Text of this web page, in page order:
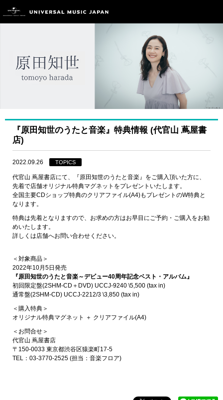
『原田知世のうたと音楽』特典情報 (代官山 蔦屋書
店)
2022.09.26 TOPICS
代官山 蔦屋書店にて、『原田知世のうたと音楽』をご購入頂いた方に、
先着で店舗オリジナル特典マグネットをプレゼントいたします。
全国主要CDショップ特典のクリアファイル(A4)もプレゼントのW特典と
なります。
特典は先着となりますので、お求めの方はお早目にご予約・ご購入をお勧
めいたします。
詳しくは店舗へお問い合わせください。
＜対象商品＞
2022年10月5日発売
『原田知世のうたと音楽～デビュー40周年記念ベスト・アルバム』
初回限定盤(2SHM-CD＋DVD) UCCJ-9240 \5,500 (tax in)
通常盤(2SHM-CD) UCCJ-2212/3 \3,850 (tax in)
＜購入特典＞
オリジナル特典マグネット ＋ クリアファイル(A4)
＜お問合せ＞
代官山 蔦屋書店
〒150-0033 東京都渋谷区猿楽町17-5
TEL：03-3770-2525 (担当：音楽フロア)